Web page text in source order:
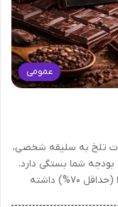
عمومی
تلخ به سلیقه شخصی،
شما بستگی دارد.
شکلات تلخی ایده‌آل است که درصد کاکائوی بالا (حداقل ۷۰%) داشته